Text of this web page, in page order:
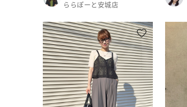
ららぽーと安城店